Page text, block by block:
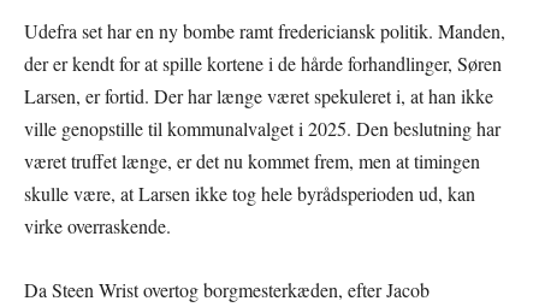
Udefra set har en ny bombe ramt fredericiansk politik. Manden,
der er kendt for at spille kortene i de hårde forhandlinger, Søren
Larsen, er fortid. Der har længe været spekuleret i, at han ikke
ville genopstille til kommunalvalget i 2025. Den beslutning har
været truffet længe, er det nu kommet frem, men at timingen
skulle være, at Larsen ikke tog hele byrådsperioden ud, kan
virke overraskende.
Da Steen Wrist overtog borgmesterkæden, efter Jacob